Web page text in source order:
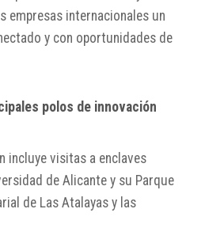
empresas internacionales un
y con oportunidades de
polos de innovación
incluye visitas a enclaves
de Alicante y su Parque
de Las Atalayas y las